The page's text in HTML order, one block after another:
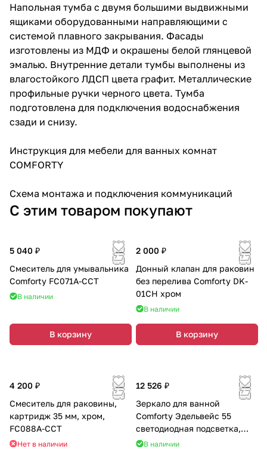
Напольная тумба с двумя большими выдвижными
ящиками оборудованными направляющими с
системой плавного закрывания. Фасады
изготовлены из МДФ и окрашены белой глянцевой
эмалью. Внутренние детали тумбы выполнены из
влагостойкого ЛДСП цвета графит. Металлические
профильные ручки черного цвета. Тумба
подготовлена для подключения водоснабжения
сзади и снизу.
Инструкция для мебели для ванных комнат
COMFORTY
Схема монтажа и подключения коммуникаций
С этим товаром покупают
5 040 ₽
Смеситель для умывальника
Comforty FC071A-CCT
В наличии
В корзину
2 000 ₽
Донный клапан для раковин
без перелива Comforty DK-
01CH хром
В наличии
В корзину
4 200 ₽
Смеситель для раковины,
картридж 35 мм, хром,
FC088A-CCT
Нет в наличии
12 526 ₽
Зеркало для ванной
Comforty Эдельвейс 55
светодиодная подсветка,
бесконтактный сенсор
В наличии